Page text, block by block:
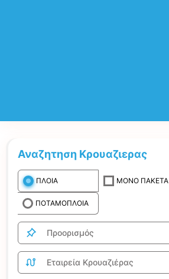
Αναζητηση Κρουαζιερας
ΠΛΟΙΑ
ΠΟΤΑΜΟΠΛΟΙΑ
ΜΟΝΟ ΠΑΚΕΤΑ